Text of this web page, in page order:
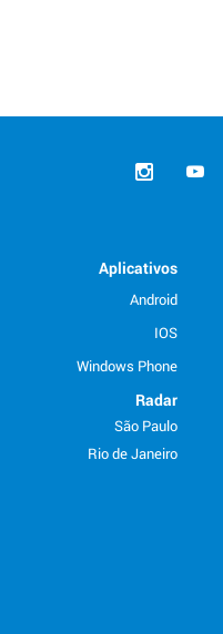
Aplicativos
Android
IOS
Windows Phone
Radar
São Paulo
Rio de Janeiro